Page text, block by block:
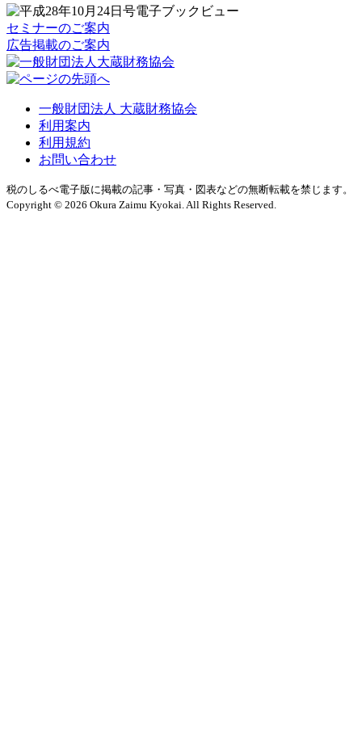
セミナーのご案内
広告掲載のご案内
一般財団法人 大蔵財務協会
利用案内
利用規約
お問い合わせ
税のしるべ電子版に掲載の記事・写真・図表などの無断転載を禁じます。
Copyright © 2026 Okura Zaimu Kyokai. All Rights Reserved.